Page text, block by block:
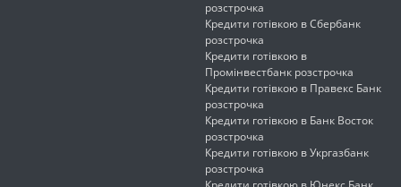
розстрочка
Кредити готівкою в Сбербанк
розстрочка
Кредити готівкою в
Промінвестбанк розстрочка
Кредити готівкою в Правекс Банк
розстрочка
Кредити готівкою в Банк Восток
розстрочка
Кредити готівкою в Укргазбанк
розстрочка